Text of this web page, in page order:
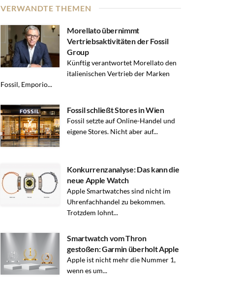
VERWANDTE THEMEN
Morellato übernimmt
Vertriebsaktivitäten der Fossil
Group
Künftig verantwortet Morellato den
italienischen Vertrieb der Marken
Fossil, Emporio...
Fossil schließt Stores in Wien
Fossil setzte auf Online-Handel und
eigene Stores. Nicht aber auf...
Konkurrenzanalyse: Das kann die
neue Apple Watch
Apple Smartwatches sind nicht im
Uhrenfachhandel zu bekommen.
Trotzdem lohnt...
Smartwatch vom Thron
gestoßen: Garmin überholt Apple
Apple ist nicht mehr die Nummer 1,
wenn es um...